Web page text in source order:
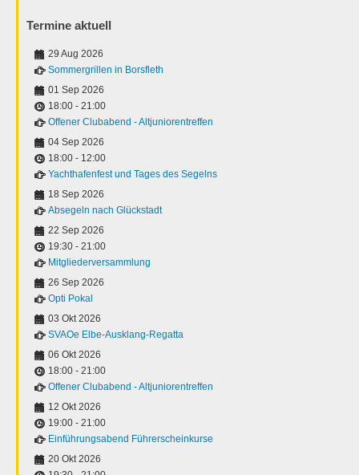
Termine aktuell
29 Aug 2026
Sommergrillen in Borsfleth
01 Sep 2026
18:00 - 21:00
Offener Clubabend - Altjuniorentreffen
04 Sep 2026
18:00 - 12:00
Yachthafenfest und Tages des Segelns
18 Sep 2026
Absegeln nach Glückstadt
22 Sep 2026
19:30 - 21:00
Mitgliederversammlung
26 Sep 2026
Opti Pokal
03 Okt 2026
SVAOe Elbe-Ausklang-Regatta
06 Okt 2026
18:00 - 21:00
Offener Clubabend - Altjuniorentreffen
12 Okt 2026
19:00 - 21:00
Einführungsabend Führerscheinkurse
20 Okt 2026